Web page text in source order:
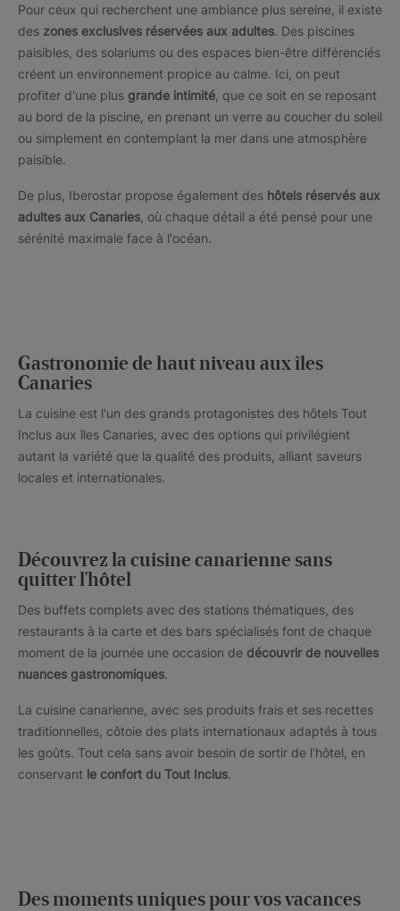
Pour ceux qui recherchent une ambiance plus sereine, il existe
des zones exclusives réservées aux adultes. Des piscines
paisibles, des solariums ou des espaces bien-être différenciés
créent un environnement propice au calme. Ici, on peut
profiter d'une plus grande intimité , que ce soit en se reposant
au bord de la piscine, en prenant un verre au coucher du soleil
ou simplement en contemplant la mer dans une atmosphère
paisible.
De plus, Iberostar propose également des hôtels réservés aux
adultes aux Canaries , où chaque détail a été pensé pour une
sérénité maximale face à l'océan.
Gastronomie de haut niveau aux îles
Canaries
La cuisine est l'un des grands protagonistes des hôtels Tout
Inclus aux îles Canaries, avec des options qui privilégient
autant la variété que la qualité des produits, alliant saveurs
locales et internationales.
Découvrez la cuisine canarienne sans
quitter l'hôtel
Des buffets complets avec des stations thématiques, des
restaurants à la carte et des bars spécialisés font de chaque
moment de la journée une occasion de découvrir de nouvelles
nuances gastronomiques.
La cuisine canarienne, avec ses produits frais et ses recettes
traditionnelles, côtoie des plats internationaux adaptés à tous
les goûts. Tout cela sans avoir besoin de sortir de l'hôtel, en
conservant le confort du Tout Inclus.
Des moments uniques pour vos vacances